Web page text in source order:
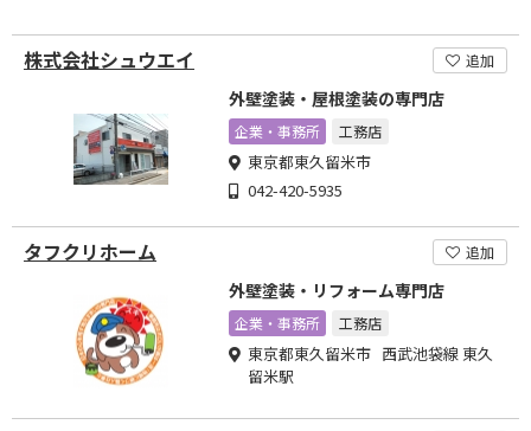
株式会社シュウエイ 追加
外壁塗装・屋根塗装の専門店
企業・事務所 工務店
東京都東久留米市
042-420-5935
タフクリホーム 追加
外壁塗装・リフォーム専門店
企業・事務所 工務店
東京都東久留米市 西武池袋線 東久
留米駅